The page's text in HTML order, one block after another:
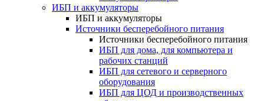
ИБП и аккумуляторы
ИБП и аккумуляторы
Источники бесперебойного питания
Источники бесперебойного питания
ИБП для дома, для компьютера и
рабочих станций
ИБП для сетевого и серверного
оборудования
ИБП для ЦОД и производственных